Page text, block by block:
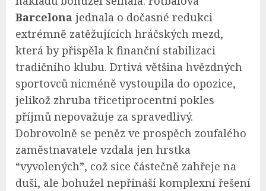
Barcelona jednala o dočasné redukci
extrémně zatěžujících hráčských mezd,
která by přispěla k finanční stabilizaci
tradičního klubu. Drtivá většina hvězdných
sportovců nicméně vystoupila do opozice,
jelikož zhruba třicetiprocentní pokles
příjmů nepovažuje za spravedlivý.
Dobrovolně se peněz ve prospěch zoufalého
zaměstnavatele vzdala jen hrstka
“vyvolených”, což sice částečně zahřeje na
duši, ale bohužel nepřináší komplexní řešení